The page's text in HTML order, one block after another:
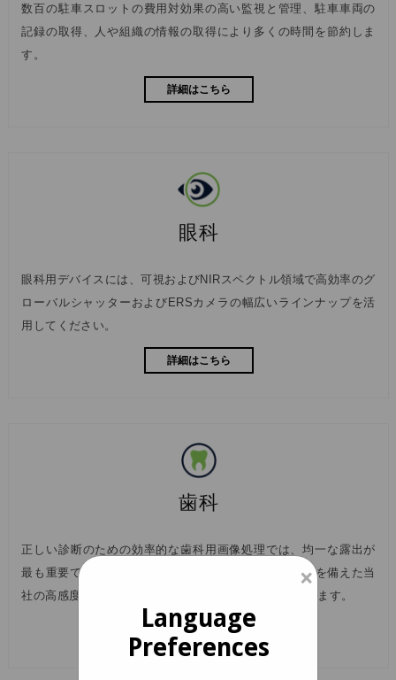
数百の駐車スロットの費用対効果の高い監視と管理、駐車車両の
記録の取得、人や組織の情報の取得により多くの時間を節約しま
す。
詳細はこちら
眼科
眼科用デバイスには、可視およびNIRスペクトル領域で高効率のグ
ローバルシャッターおよびERSカメラの幅広いラインナップを活
用してください。
詳細はこちら
歯科
正しい診断のための効率的な歯科用画像処理では、均一な露出が
最も重要であることを理解しています。 優れた色再現を備えた当
社の高感度カメラは、これらの要件を完全に満たしています。
詳細はこちら
×
Language
Preferences